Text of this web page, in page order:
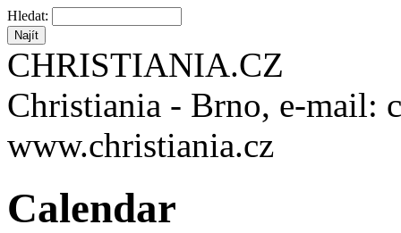
Hledat:
CHRISTIANIA.CZ
Christiania - Brno, e-mail:
www.christiania.cz
Calendar